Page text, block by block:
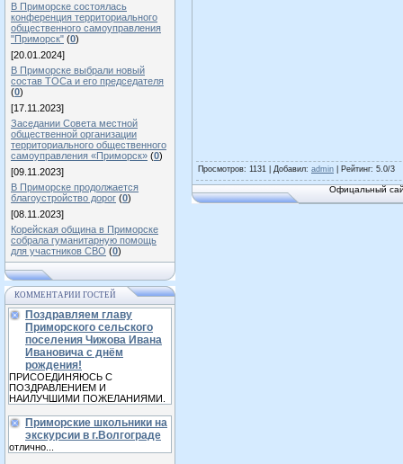
В Приморске состоялась
конференция территориального
общественного самоуправления
"Приморск" (0)
[20.01.2024]
В Приморске выбрали новый
состав ТОСа и его председателя
(0)
[17.11.2023]
Заседании Совета местной
общественной организации
территориального общественного
самоуправления «Приморск» (0)
[09.11.2023]
В Приморске продолжается
благоустройство дорог (0)
[08.11.2023]
Корейская община в Приморске
собрала гуманитарную помощь
для участников СВО (0)
КОММЕНТАРИИ ГОСТЕЙ
Поздравляем главу
Приморского сельского
поселения Чижова Ивана
Ивановича с днём
рождения!
ПРИСОЕДИНЯЮСЬ С
ПОЗДРАВЛЕНИЕМ И
НАИЛУЧШИМИ ПОЖЕЛАНИЯМИ.
Приморские школьники на
экскурсии в г.Волгограде
отлично...
Просмотров: 1131 | Добавил: admin Рейтинг: 5.0/3
Офицальный